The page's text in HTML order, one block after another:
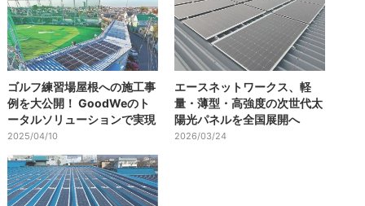
ゴルフ練習場屋根への施工事
例を大公開！ GoodWeのト
ータルソリューションで実現
2025/04/10
エースネットワークス、軽
量・薄型・高強度の次世代太
陽光パネルを全国展開へ
2026/03/24